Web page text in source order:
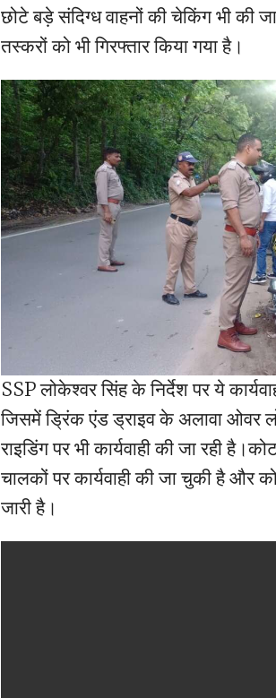
छोटे बड़े संदिग्ध वाहनों की चेकिंग भी की
तस्करों को भी गिरफ्तार किया गया है।
SSP लोकेश्वर सिंह के निर्देश पर ये
जिसमें ड्रिंक एंड ड्राइव के अलावा ओवर
राइडिंग पर भी कार्यवाही की जा रही
चालकों पर कार्यवाही की जा चुकी है और
जारी है।